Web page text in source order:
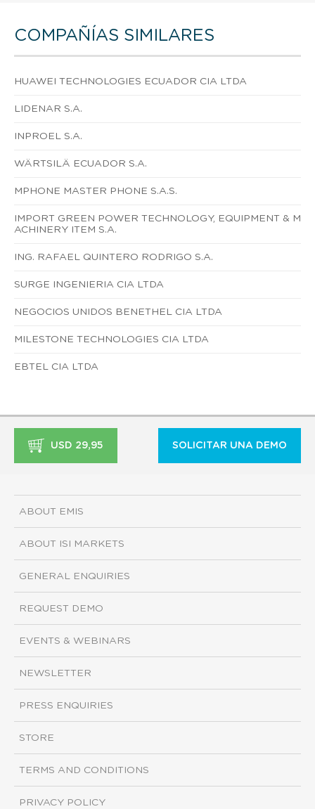
COMPAÑÍAS SIMILARES
HUAWEI TECHNOLOGIES ECUADOR CIA LTDA
LIDENAR S.A.
INPROEL S.A.
WÄRTSILÄ ECUADOR S.A.
MPHONE MASTER PHONE S.A.S.
IMPORT GREEN POWER TECHNOLOGY, EQUIPMENT & M
ACHINERY ITEM S.A.
ING. RAFAEL QUINTERO RODRIGO S.A.
SURGE INGENIERIA CIA LTDA
NEGOCIOS UNIDOS BENETHEL CIA LTDA
MILESTONE TECHNOLOGIES CIA LTDA
EBTEL CIA LTDA
USD 29,95 SOLICITAR UNA DEMO
ABOUT EMIS
ABOUT ISI MARKETS
GENERAL ENQUIRIES
REQUEST DEMO
EVENTS & WEBINARS
NEWSLETTER
PRESS ENQUIRIES
STORE
TERMS AND CONDITIONS
PRIVACY POLICY